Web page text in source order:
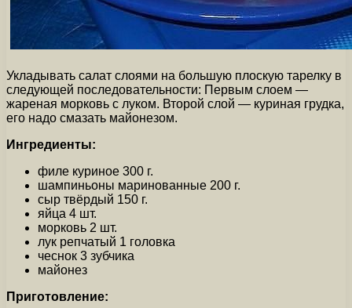
Укладывать салат слоями на большую плоскую тарелку в
следующей последовательности: Первым слоем —
жареная морковь с луком. Второй слой — куриная грудка,
его надо смазать майонезом.
Ингредиенты:
филе куриное 300 г.
шампиньоны маринованные 200 г.
сыр твёрдый 150 г.
яйца 4 шт.
морковь 2 шт.
лук репчатый 1 головка
чеснок 3 зубчика
майонез
Приготовление: